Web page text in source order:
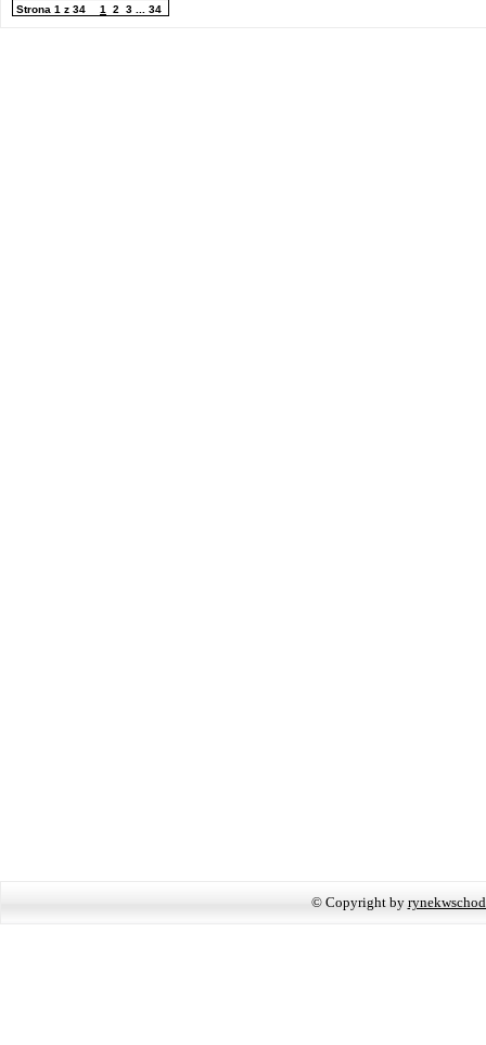
Strona 1 z 34 1 2 3 34
© Copyright by